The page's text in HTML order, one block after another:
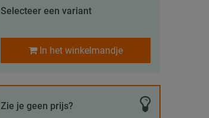
Selecteer een variant
In het winkelmandje
Zie je geen prijs?